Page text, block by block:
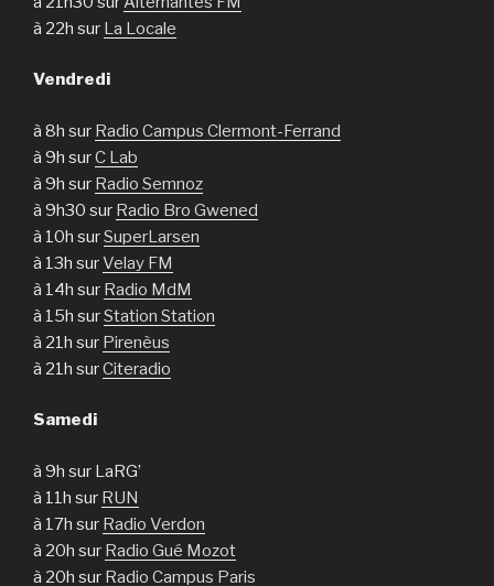
à 22h sur La Locale
Vendredi
à 8h sur Radio Campus Clermont-Ferrand
à 9h surC Lab
à 9h sur Radio Semnoz
à 9h30 sur Radio Bro Gwened
à 10h surSuperLarsen
à 13h surVelay FM
à 14h sur Radio MdM
à 15h surStation Station
à 21h sur Pirenèus
à 21h surCiteradio
Samedi
à 9h sur LaRG’
à 11h sur RUN
à 17h sur Radio Verdon
à 20h sur Radio Gué Mozot
à 20h sur Radio Campus Paris